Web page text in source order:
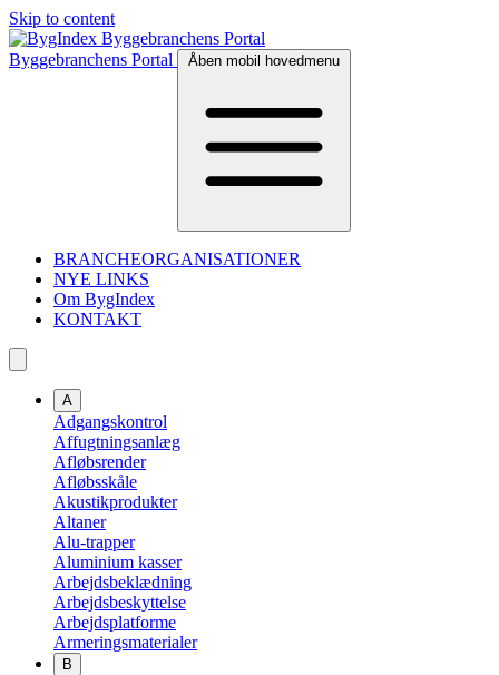
Skip to content
Byggebranchens Portal Åben mobil hovedmenu
BRANCHEORGANISATIONER
NYE LINKS
Om BygIndex
KONTAKT
A
Adgangskontrol
Affugtningsanlæg
Afløbsrender
Afløbsskåle
Akustikprodukter
Altaner
Alu-trapper
Aluminium kasser
Arbejdsbeklædning
Arbejdsbeskyttelse
Arbejdsplatforme
Armeringsmaterialer
B